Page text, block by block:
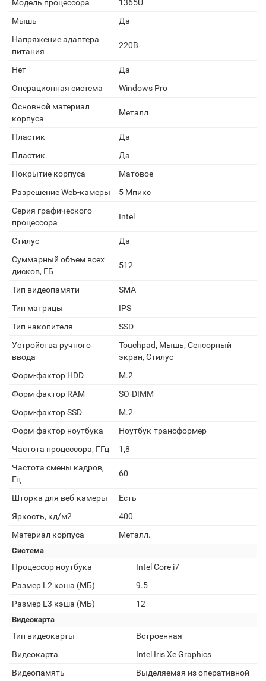
Модель процессора
1365U
Мышь
Да
Напряжение адаптера
питания
220В
Нет
Да
Операционная система
Windows Pro
Основной материал
корпуса
Металл
Пластик
Да
Пластик.
Да
Покрытие корпуса
Матовое
Разрешение Web-камеры
5 Мпикс
Серия графического
процессора
Intel
Стилус
Да
Суммарный объем всех
дисков, ГБ
512
Тип видеопамяти
SMA
Тип матрицы
IPS
Тип накопителя
SSD
Устройства ручного
ввода
Touchpad, Мышь, Сенсорный
экран, Стилус
Форм-фактор HDD
M.2
Форм-фактор RAM
SO-DIMM
Форм-фактор SSD
M.2
Форм-фактор ноутбука
Ноутбук-трансформер
Частота процессора, ГГц
1,8
Частота смены кадров,
Гц
60
Шторка для веб-камеры
Есть
Яркость, кд/м2
400
Материал корпуса
Металл.
Система
Процессор ноутбука
Intel Core i7
Размер L2 кэша (МБ)
9.5
Размер L3 кэша (МБ)
12
Видеокарта
Тип видеокарты
Встроенная
Видеокарта
Intel Iris Xe Graphics
Видеопамять
Выделяемая из оперативной